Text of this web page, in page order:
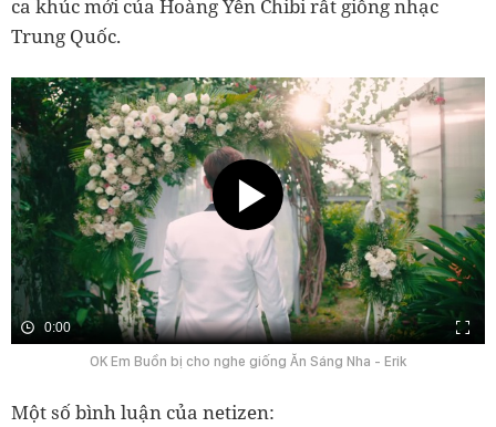
ca khúc mới của Hoàng Yến Chibi rất giống nhạc
Trung Quốc.
0:00
OK Em Buồn bị cho nghe giống Ăn Sáng Nha - Erik
Một số bình luận của netizen: